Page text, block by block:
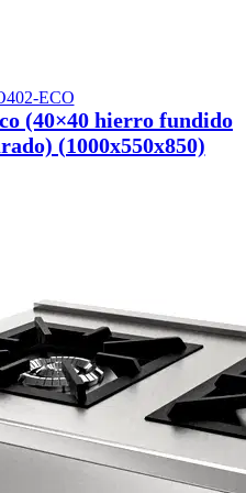
ECO
(40×40 hierro fundido
(1000x550x850)